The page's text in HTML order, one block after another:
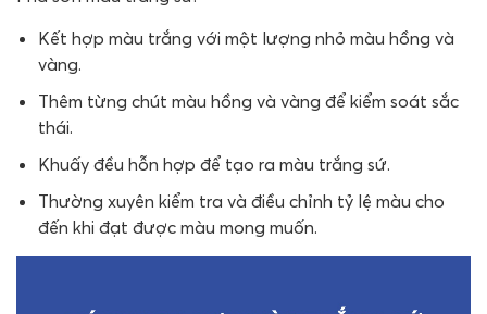
Kết hợp màu trắng với một lượng nhỏ màu hồng và
vàng.
Thêm từng chút màu hồng và vàng để kiểm soát sắc
thái.
Khuấy đều hỗn hợp để tạo ra màu trắng sứ.
Thường xuyên kiểm tra và điều chỉnh tỷ lệ màu cho
đến khi đạt được màu mong muốn.